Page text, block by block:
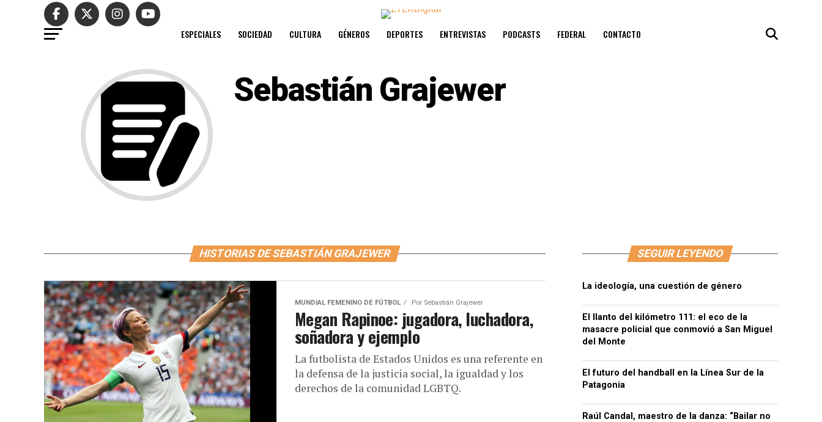
ESPECIALES SOCIEDAD CULTURA GÉNEROS DEPORTES ENTREVISTAS PODCASTS FEDERAL CONTACTO
Sebastián Grajewer
HISTORIAS DE SEBASTIÁN GRAJEWER
MUNDIAL FEMENINO DE FÚTBOL Por Sebastián Grajewer
Megan Rapinoe: jugadora, luchadora,
soñadora y ejemplo
La futbolista de Estados Unidos es una referente en
la defensa de la justicia social, la igualdad y los
derechos de la comunidad LGBTQ.
SEGUIR LEYENDO
La ideología, una cuestión de género
El llanto del kilómetro 111: el eco de la
masacre policial que conmovió a San Miguel
del Monte
El futuro del handball en la Línea Sur de la
Patagonia
Raúl Candal, maestro de la danza: “Bailar no